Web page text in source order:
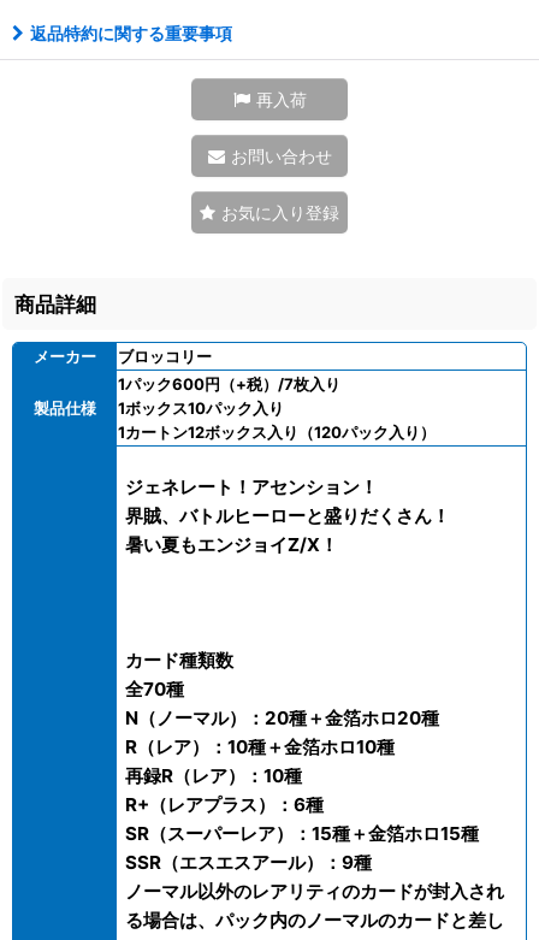
返品特約に関する重要事項
再入荷
お問い合わせ
お気に入り登録
商品詳細
メーカー ブロッコリー
製品仕様
1パック600円（+税）/7枚入り
1ボックス10パック入り
1カートン12ボックス入り（120パック入り）
ジェネレート！アセンション！
界賊、バトルヒーローと盛りだくさん！
暑い夏もエンジョイZ/X！
カード種類数
全70種
N（ノーマル）：20種＋金箔ホロ20種
R（レア）：10種＋金箔ホロ10種
再録R（レア）：10種
R+（レアプラス）：6種
SR（スーパーレア）：15種＋金箔ホロ15種
SSR（エスエスアール）：9種
ノーマル以外のレアリティのカードが封入され
る場合は、パック内のノーマルのカードと差し